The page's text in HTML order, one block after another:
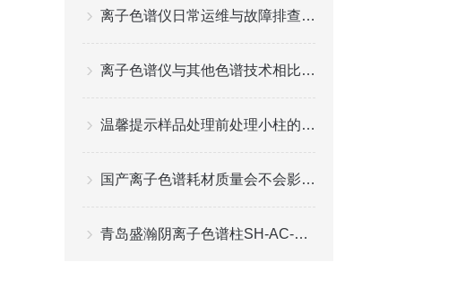
离子色谱仪日常运维与故障排查技术解析
离子色谱仪与其他色谱技术相比有什么优势和特点？
温馨提示样品处理前处理小柱的规范性
国产离子色谱耗材质量会不会影响检测结果？
青岛盛瀚阴离子色谱柱SH-AC-1介绍